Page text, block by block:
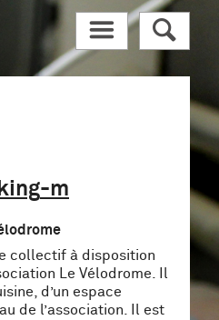
M R
-m
collectif à disposition
Le Vélodrome. Il
d’un espace
de l’association. Il est